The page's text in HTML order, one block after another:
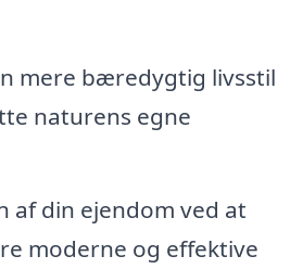
mere bæredygtig livsstil
naturens egne
af din ejendom ved at
moderne og effektive